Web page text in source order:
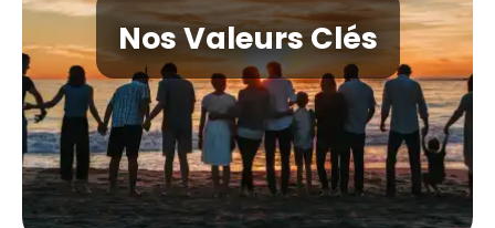
Nos Valeurs Clés